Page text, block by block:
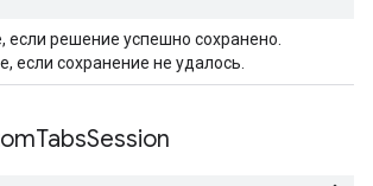
если решение успешно сохранено.
если сохранение не удалось.
TabsSession